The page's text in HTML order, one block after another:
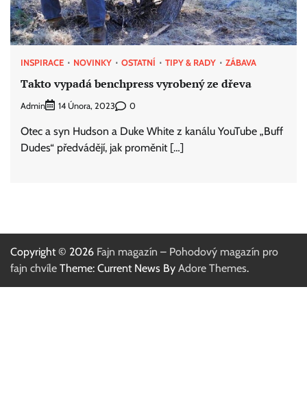
INSPIRACE NOVINKY OSTATNÍ TIPY & RADY ZÁBAVA
Takto vypadá benchpress vyrobený ze dřeva
Admin 14 Února, 2023 0
Otec a syn Hudson a Duke White z kanálu YouTube „Buff
Dudes“ předvádějí, jak proměnit […]
Copyright © 2026 Fajn magazín – Pohodový magazín pro
fajn chvíle Theme: Current News By Adore Themes.